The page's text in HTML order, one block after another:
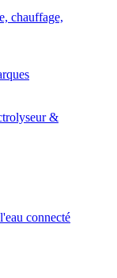
chauffage,
&
connecté